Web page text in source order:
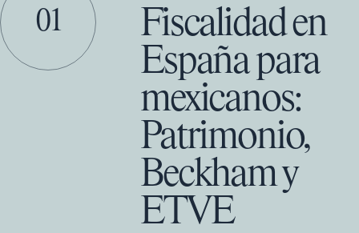
01
Fiscalidad en
España para
mexicanos:
Patrimonio,
Beckham y
ETVE